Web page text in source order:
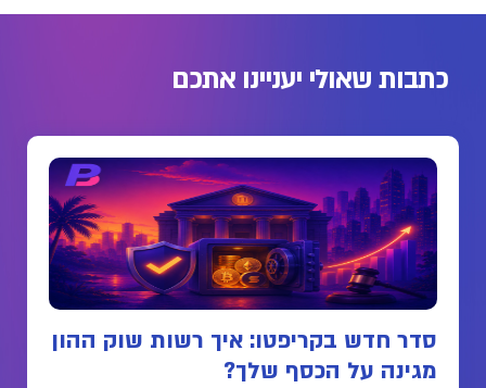
כתבות שאולי יעניינו אתכם
סדר חדש בקריפטו: איך רשות שוק ההון
מגינה על הכסף שלך?